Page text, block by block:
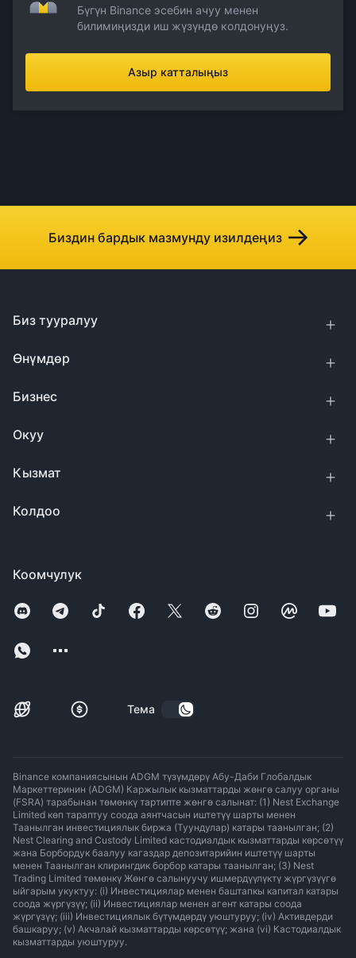
Бүгүн Binance эсебин ачуу менен
билимиңизди иш жүзүндө колдонуңуз.
Азыр катталыңыз
Биздин бардык мазмунду изилдеңиз
Коомчулук
Тема
Биз тууралуу
Өнүмдөр
Бизнес
Окуу
Кызмат
Колдоо
Binance компаниясынын ADGM түзүмдөрү Абу-Даби Глобалдык
Маркеттеринин (ADGM) Каржылык кызматтарды жөнгө салуу органы
(FSRA) тарабынан төмөнкү тартипте жөнгө салынат: (1) Nest Exchange
Limited көп тараптуу соода аянтчасын иштетүү шарты менен
Таанылган инвестициялык биржа (Туундулар) катары таанылган; (2)
Nest Clearing and Custody Limited кастодиалдык кызматтарды көрсөтүү
жана Борбордук баалуу кагаздар депозитарийин иштетүү шарты
менен Таанылган клирингдик борбор катары таанылган; (3) Nest
Trading Limited төмөнкү Жөнгө салынуучу ишмердүүлүктү жүргүзүүгө
ыйгарым укуктуу: (i) Инвестициялар менен баштапкы капитал катары
соода жүргүзүү; (ii) Инвестициялар менен агент катары соода
жүргүзүү; (iii) Инвестициялык бүтүмдөрдү уюштуруу; (iv) Активдерди
башкаруу; (v) Акчалай кызматтарды көрсөтүү; жана (vi) Кастодиалдык
кызматтарды уюштуруу.